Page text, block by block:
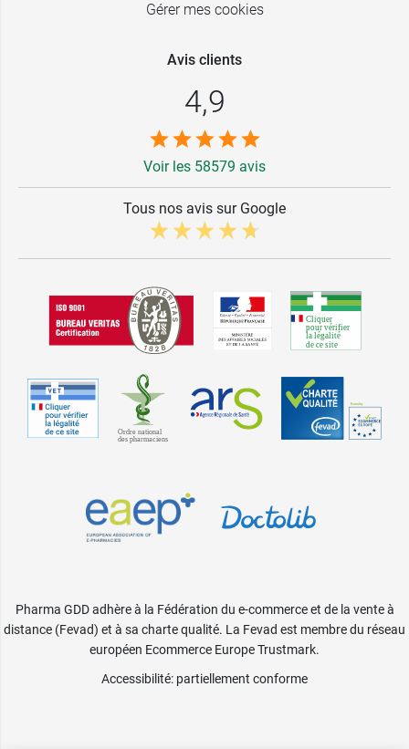
Gérer mes cookies
Avis clients
4,9
Voir les 58579 avis
Tous nos avis sur Google
Pharma GDD adhère à la Fédération du e-commerce et de la vente à
distance (Fevad) et à sa charte qualité. La Fevad est membre du réseau
européen Ecommerce Europe Trustmark.
Accessibilité: partiellement conforme